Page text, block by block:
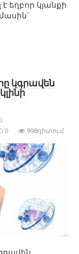
եղբոր կյանքի
կգրավեն
0
998դիտում